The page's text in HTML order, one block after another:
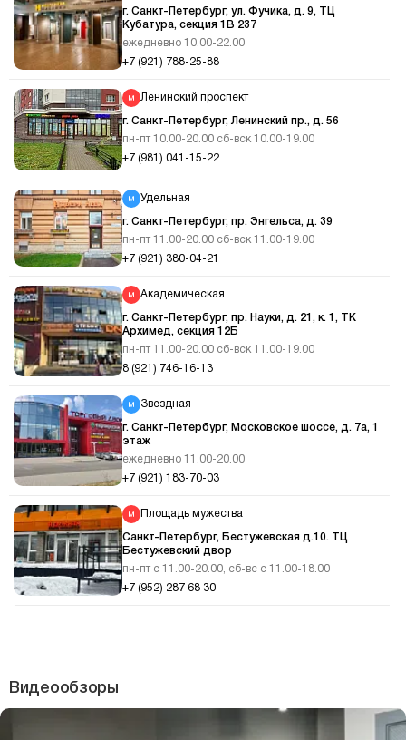
г. Санкт-Петербург, ул. Фучика, д. 9, ТЦ
Кубатура, секция 1В 237
ежедневно 10.00-22.00
+7 (921) 788-25-88
Ленинский проспект
г. Санкт-Петербург, Ленинский пр., д. 56
пн-пт 10.00-20.00 сб-вск 10.00-19.00
+7 (981) 041-15-22
Удельная
г. Санкт-Петербург, пр. Энгельса, д. 39
пн-пт 11.00-20.00 сб-вск 11.00-19.00
+7 (921) 380-04-21
Академическая
г. Санкт-Петербург, пр. Науки, д. 21, к. 1, ТК
Архимед, секция 12Б
пн-пт 11.00-20.00 сб-вск 11.00-19.00
8 (921) 746-16-13
Звездная
г. Санкт-Петербург, Московское шоссе, д. 7а, 1
этаж
ежедневно 11.00-20.00
+7 (921) 183-70-03
Площадь мужества
Санкт-Петербург, Бестужевская д.10. ТЦ
Бестужевский двор
пн-пт с 11.00-20.00, сб-вс с 11.00-18.00
+7 (952) 287 68 30
Видеообзоры